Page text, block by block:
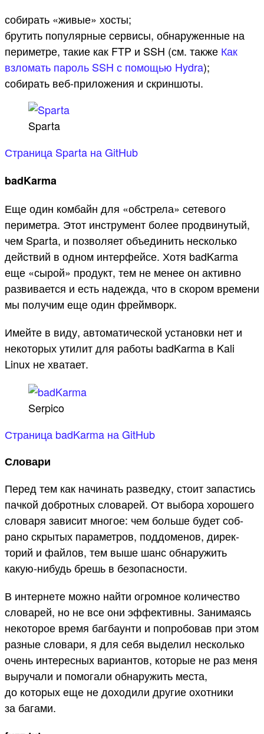
собирать «живые» хосты;
брутить популярные сервисы, обнаруженные на
периметре, такие как FTP и SSH (см. также Как
взломать пароль SSH с помощью Hydra);
собирать веб-приложения и скриншоты.
Sparta
Страница Sparta на GitHub
badKarma
Еще один комбайн для «обстрела» сетевого
периметра. Этот инструмент более продвинутый,
чем Sparta, и позволяет объединить несколько
действий в одном интерфейсе. Хотя badKarma
еще «сырой» продукт, тем не менее он активно
развивается и есть надежда, что в скором времени
мы получим еще один фреймворк.
Имейте в виду, автоматической установки нет и
некоторых утилит для работы badKarma в Kali
Linux не хватает.
Serpico
Страница badKarma на GitHub
Словари
Пе­ред тем как начинать раз­ведку, сто­ит запас­тись
пач­кой доб­ротных сло­варей. От выбора хороше­го
сло­варя зависит мно­гое: чем боль­ше будет соб­
рано скры­тых парамет­ров, под­доменов, дирек­
торий и фай­лов, тем выше шанс обна­ружить
какую‑нибудь брешь в безопас­ности.
В интерне­те мож­но най­ти огромное количес­тво
сло­варей, но не все они эффектив­ны. Занима­ясь
некото­рое вре­мя баг­баун­ти и поп­робовав при этом
раз­ные сло­вари, я для себя выделил нес­коль­ко
очень инте­рес­ных вари­антов, которые не раз меня
выруча­ли и помога­ли обна­ружить мес­та,
до которых еще не доходи­ли дру­гие охот­ники
за багами.